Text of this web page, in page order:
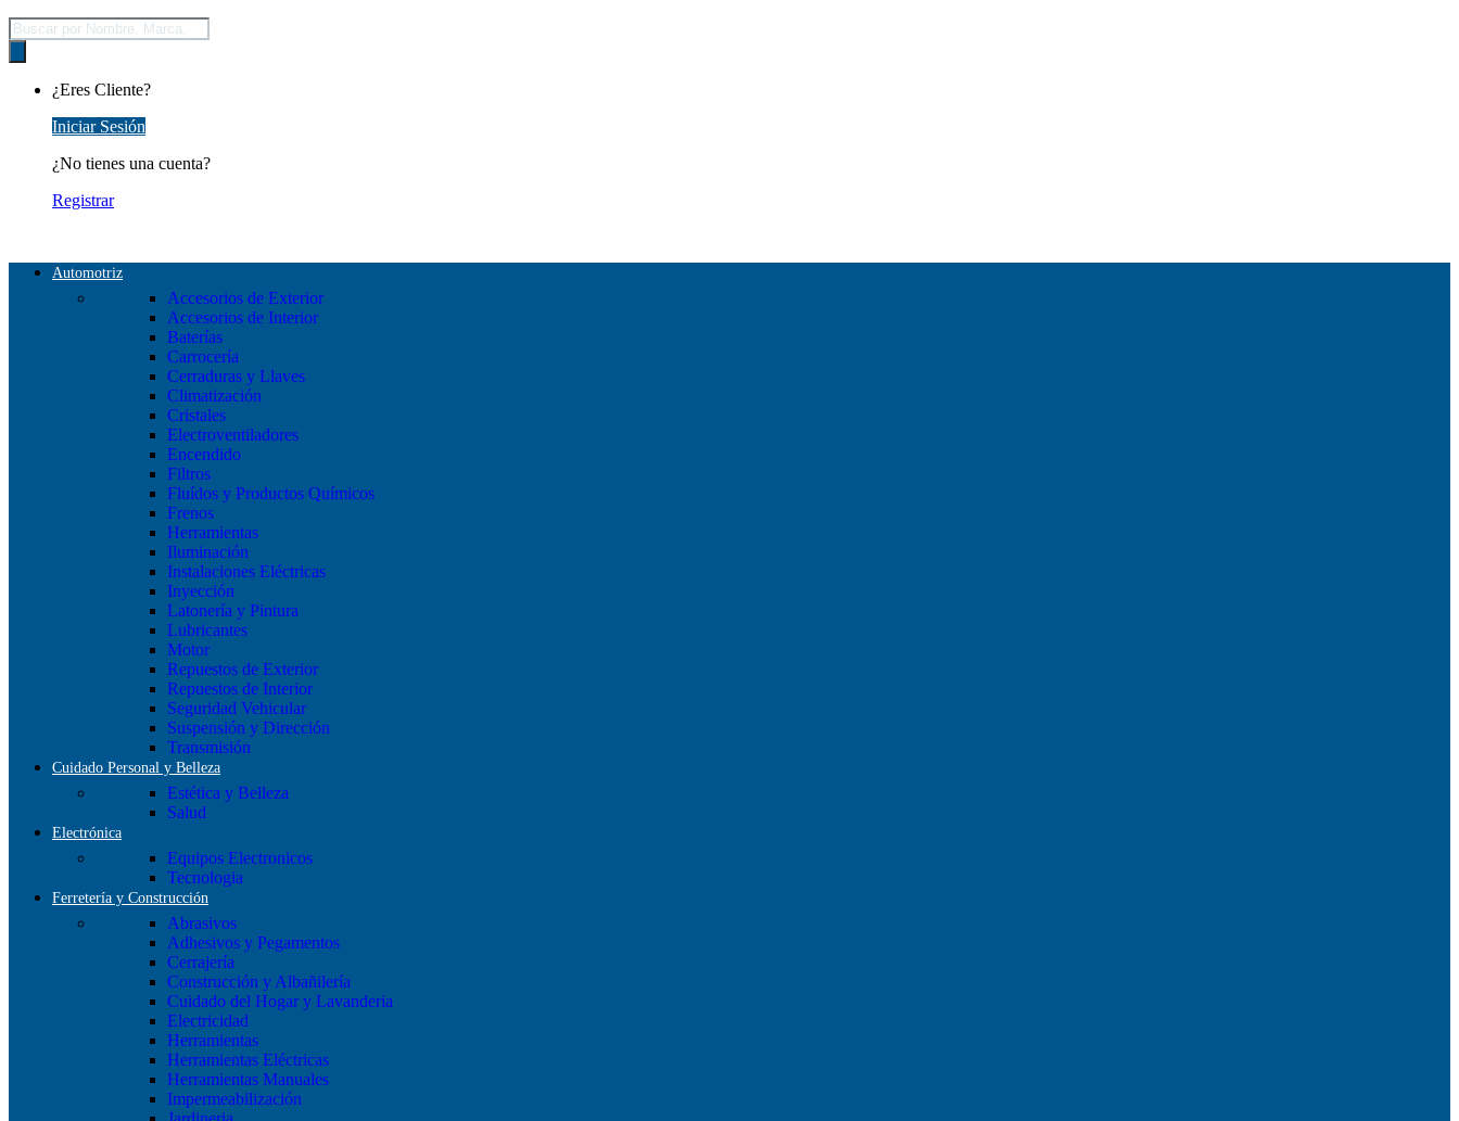
Búsqueda
de
productos
¿Eres Cliente?
Iniciar Sesión
¿No tienes una cuenta?
Registrar
Automotriz
Accesorios de Exterior
Accesorios de Interior
Baterías
Carrocería
Cerraduras y Llaves
Climatización
Cristales
Electroventiladores
Encendido
Filtros
Fluídos y Productos Químicos
Frenos
Herramientas
Iluminación
Instalaciones Eléctricas
Inyección
Latonería y Pintura
Lubricantes
Motor
Repuestos de Exterior
Repuestos de Interior
Seguridad Vehicular
Suspensión y Dirección
Transmisión
Cuidado Personal y Belleza
Estética y Belleza
Salud
Electrónica
Equipos Electronicos
Tecnologia
Ferretería y Construcción
Abrasivos
Adhesivos y Pegamentos
Cerrajería
Construcción y Albañilería
Cuidado del Hogar y Lavanderia
Electricidad
Herramientas
Herramientas Eléctricas
Herramientas Manuales
Impermeabilización